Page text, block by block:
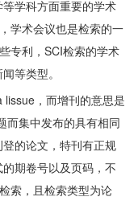
学科方面重要的学术
学术会议也是检索的一
专利，SCI检索的学术
等类型。
，而增刊的意思是
而集中发布的具有相同
的论文，特刊有正规
期卷号以及页码，不
索，且检索类型为论